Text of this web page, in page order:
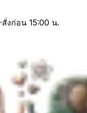
·สั่งก่อน 15:00 น.